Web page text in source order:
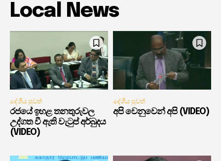
Local News
දේශීය පුවත්
රජයේ ඉහළ තනතුරුවල
උද්ගත වී ඇති වැටුප් අර්බුදය
(VIDEO)
දේශීය පුවත්
අපි වෙනුවෙන් අපි (VIDEO)